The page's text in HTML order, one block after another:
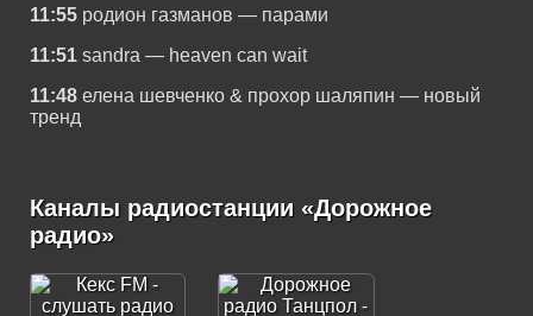
11:55 родион газманов — парами
11:51 sandra — heaven can wait
11:48 елена шевченко & прохор шаляпин — новый
тренд
Каналы радиостанции «Дорожное
радио»